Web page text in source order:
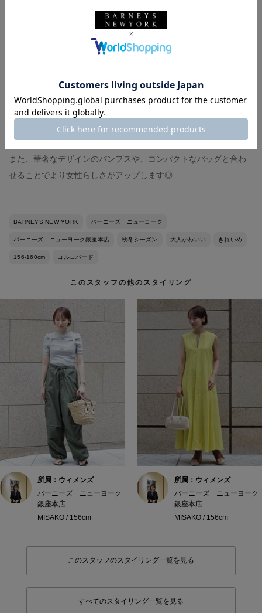
shoes：BARNEYS NEW YORK（size：36）
＜コルコバード＞フィット＆フレアのシルエットが美しいノース
伸縮性があり着用感も抜群なニットドレスは、カーディガンやジ
ャケットと合わせることで、長い期間ご活躍いただけます。
また、華奢なデザインのパンプスや、コンパクトなバッグと合わ
せることでより女性らしさがアップします◎
BARNEYS NEW YORK バーニーズ ニューヨーク
バーニーズ ニューヨーク銀座本店 秋冬シーズン 大人かわいい きれいめ
156-160cm コルコバード
このスタッフの他のスタイリング
所属：ウィメンズ
バーニーズ ニューヨーク
銀座本店
MISAKO / 156cm
所属：ウィメンズ
バーニーズ ニューヨーク
銀座本店
MISAKO / 156cm
このスタッフのスタイリング一覧を見る
すべてのスタイリング一覧を見る